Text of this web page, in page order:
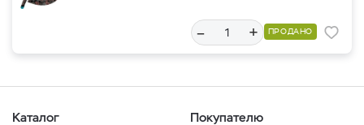
– + ПРОДАНО
Каталог Покупателю